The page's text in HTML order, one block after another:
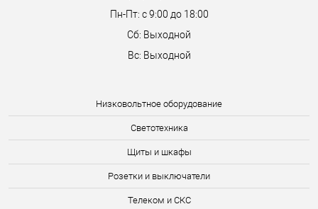
Низковольтное оборудование
Светотехника
Щиты и шкафы
Розетки и выключатели
Телеком и СКС
Пн-Пт: с 9:00 до 18:00
Сб: Выходной
Вс: Выходной